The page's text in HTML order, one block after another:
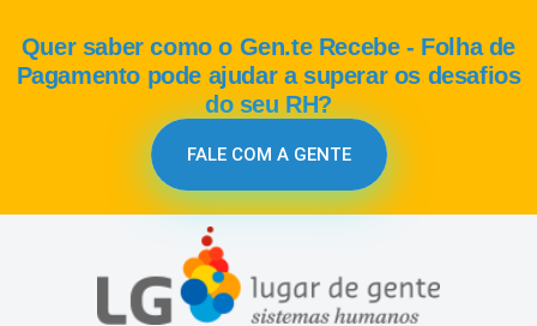
Quer saber como o Gen.te Recebe - Folha de
Pagamento pode ajudar a superar os desafios
do seu RH?
FALE COM A GENTE